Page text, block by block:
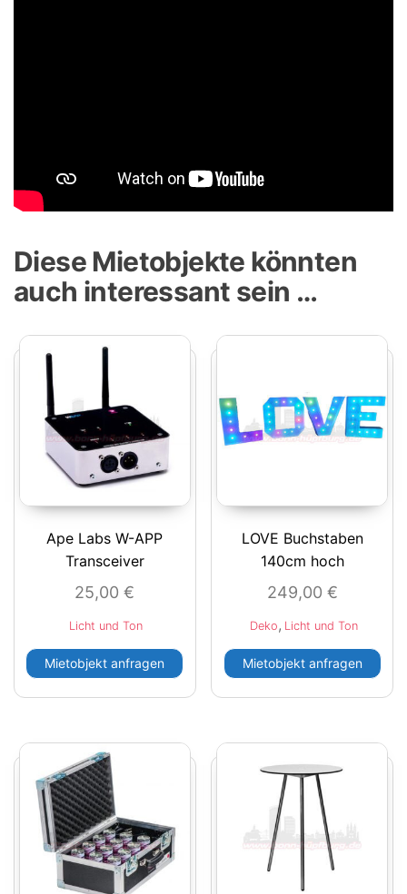
Diese Mietobjekte könnten
auch interessant sein …
Ape Labs W-APP
Transceiver
25,00€
Licht und Ton
Mietobjekt anfragen
LOVE Buchstaben
140cm hoch
249,00 €
Deko , Licht und Ton
Mietobjekt anfragen